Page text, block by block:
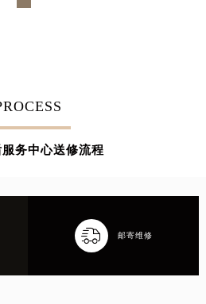
务中心送修流程
 邮寄维修